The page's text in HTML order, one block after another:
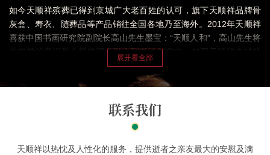
如今天顺祥殡葬已得到京城广大老百姓的认可，旗下天顺祥品牌骨
灰盒、寿衣、随葬品等产品销往全国各地乃至海外。2012年天顺祥
喜获中国书画研究院副院长高山先生墨宝：“天顺人和”，高山先生将
他超前的意识和全新的理念融入到书法创作中，如同天顺祥走过的
百年殡葬路。就在同年，为了保护天顺祥品牌，天顺祥殡葬向国家
商标局提交了“天顺祥”商标注册保护申请并最终注册成功。
联系我们
天顺祥以热忱及人性化的服务，提供逝者之亲友最大的安慰及满